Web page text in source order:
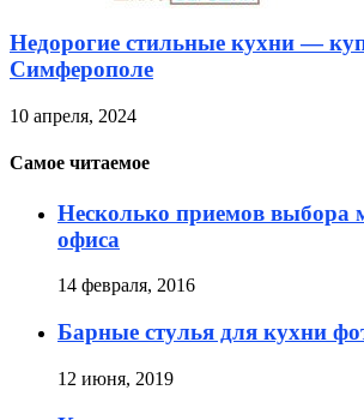
Недорогие стильные кухни —
Симферополе
10 апреля, 2024
Самое читаемое
Несколько приемов выбора
офиса
14 февраля, 2016
Барные стулья для кухни
12 июня, 2019